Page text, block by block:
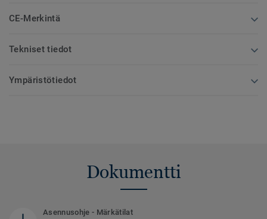
CE-Merkintä
Tekniset tiedot
Ympäristötiedot
Dokumentti
Asennusohje - Märkätilat